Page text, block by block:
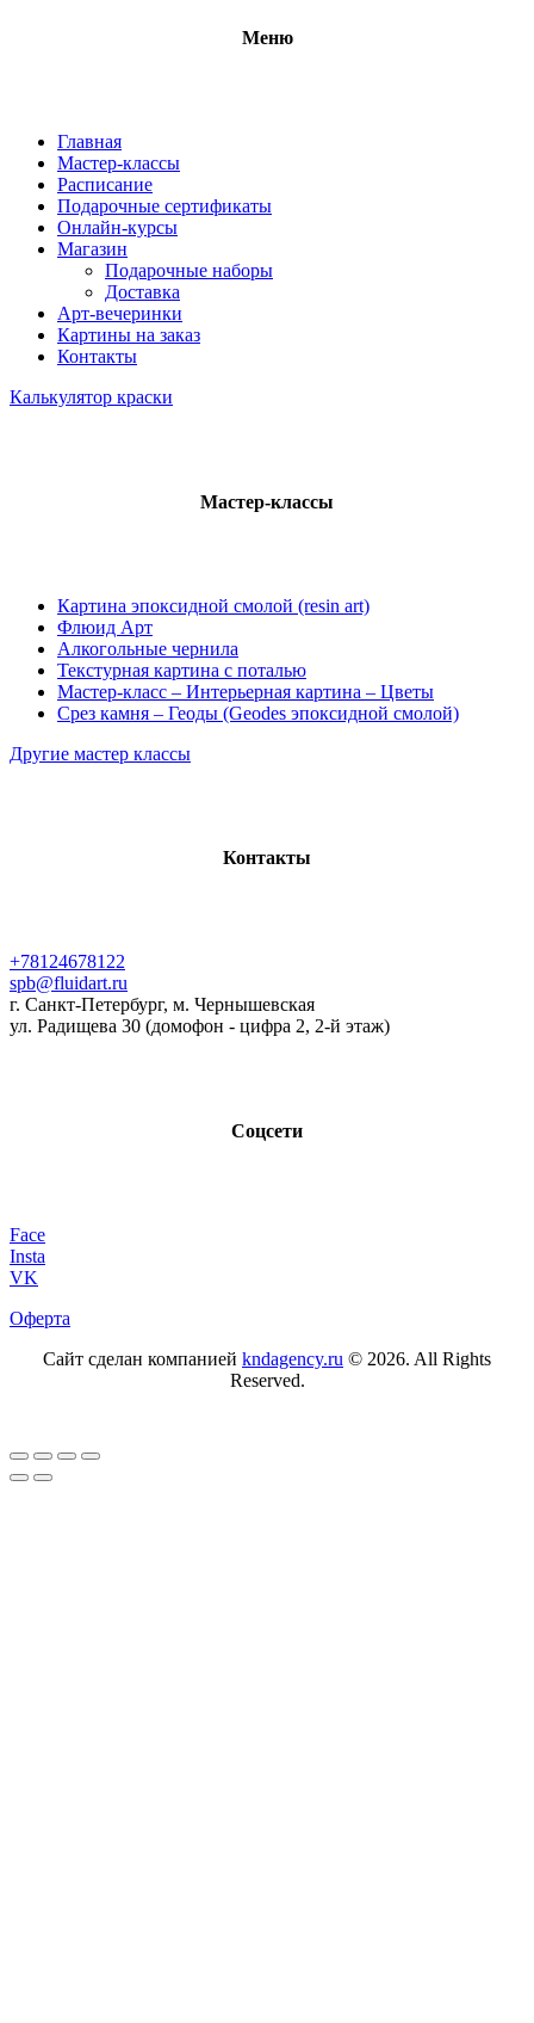
Меню
Главная
Мастер-классы
Расписание
Подарочные сертификаты
Онлайн-курсы
Магазин
Подарочные наборы
Доставка
Арт-вечеринки
Картины на заказ
Контакты
Калькулятор краски
Мастер-классы
Картина эпоксидной смолой (resin art)
Флюид Арт
Алкогольные чернила
Текстурная картина с поталью
Мастер-класс – Интерьерная картина – Цветы
Срез камня – Геоды (Geodes эпоксидной смолой)
Другие мастер классы
Контакты
+78124678122
spb@fluidart.ru
г. Санкт-Петербург, м. Чернышевская
ул. Радищева 30 (домофон - цифра 2, 2-й этаж)
Соцсети
Face
Insta
VK
Оферта
Сайт сделан компанией kndagency.ru © 2026. All Rights
Reserved.